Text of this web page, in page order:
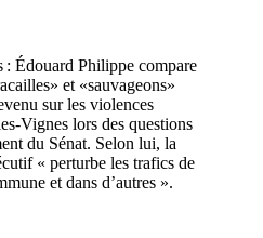
sur les violences
Vignes lors des questions
du Sénat. Selon lui, la
« perturbe les trafics de
et dans d’autres ».